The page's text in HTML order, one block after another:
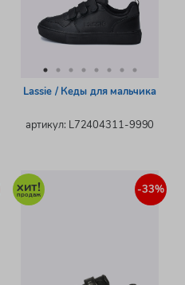
Lassie / Кеды для мальчика
артикул: L72404311-9990
-33%